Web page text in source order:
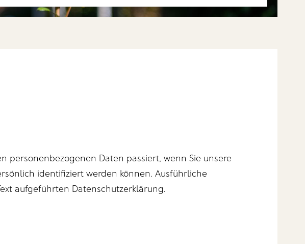
personenbezogenen Daten passiert, wenn Sie unsere
identifiziert werden können. Ausführliche
aufgeführten Datenschutzerklärung.